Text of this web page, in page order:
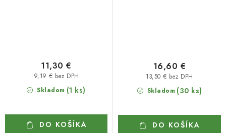
Skladom (1 ks)
9,19 € bez DPH
11,30 €
DO KOŠÍKA
Skladom (30 ks)
13,50 € bez DPH
16,60 €
DO KOŠÍKA